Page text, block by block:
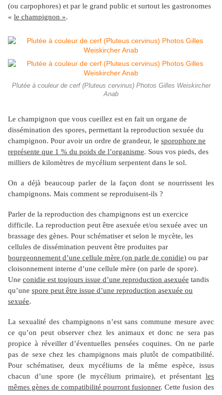
(ou carpophores) et par le grand public et surtout les gastronomes
« le champignon ».
Plutée à couleur de cerf (Pluteus cervinus) Photos Gilles Weiskircher
Anab
Le champignon que vous cueillez est en fait un organe de
dissémination des spores, permettant la reproduction sexuée du
champignon. Pour avoir un ordre de grandeur, le sporophore ne
représente que 1 % du poids de l’organisme. Sous vos pieds, des
milliers de kilomètres de mycélium serpentent dans le sol.
On a déjà beaucoup parler de la façon dont se nourrissent les
champignons. Mais comment se reproduisent-ils ?
Parler de la reproduction des champignons est un exercice
difficile. La reproduction peut être asexuée et/ou sexuée avec un
brassage des gènes. Pour schématiser et selon le mycète, les
cellules de dissémination peuvent être produites par
bourgeonnement d’une cellule mère (on parle de conidie) ou par
cloisonnement interne d’une cellule mère (on parle de spore).
Une conidie est toujours issue d’une reproduction asexuée tandis
qu’une spore peut être issue d’une reproduction asexuée ou
sexuée.
La sexualité des champignons n’est sans commune mesure avec
ce qu’on peut observer chez les animaux et donc ne sera pas
propice à réveiller d’éventuelles pensées coquines. On ne parle
pas de sexe chez les champignons mais plutôt de compatibilité.
Pour schématiser, deux mycéliums de la même espèce, issus
chacun d’une spore (le mycélium primaire), et présentant les
mêmes gènes de compatibilité pourront fusionner. Cette fusion des